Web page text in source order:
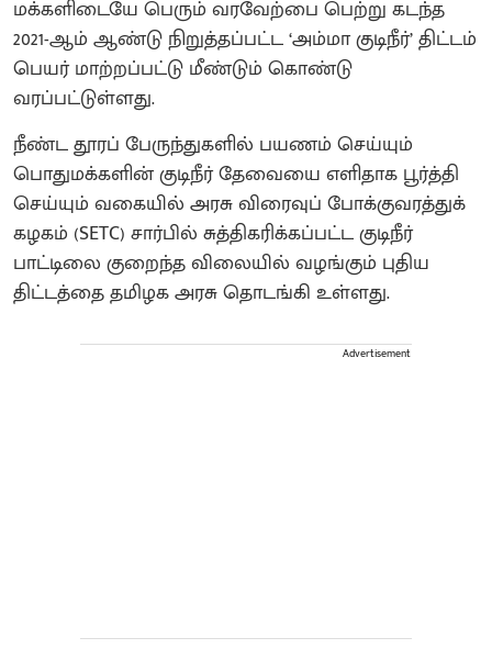
மக்களிடையே பெரும் வரவேற்பை பெற்று கடந்த
2021-ஆம் ஆண்டு நிறுத்தப்பட்ட ‘அம்மா குடிநீர்’ திட்டம்
பெயர் மாற்றப்பட்டு மீண்டும் கொண்டு
வரப்பட்டுள்ளது.
நீண்ட தூரப் பேருந்துகளில் பயணம் செய்யும்
பொதுமக்களின் குடிநீர் தேவையை எளிதாக பூர்த்தி
செய்யும் வகையில் அரசு விரைவுப் போக்குவரத்துக்
கழகம் (SETC) சார்பில் சுத்திகரிக்கப்பட்ட குடிநீர்
பாட்டிலை குறைந்த விலையில் வழங்கும் புதிய
திட்டத்தை தமிழக அரசு தொடங்கி உள்ளது.
Advertisement